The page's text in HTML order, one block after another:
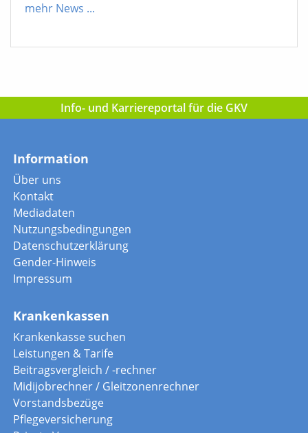
mehr News ...
Info- und Karriereportal für die GKV
Information
Über uns
Kontakt
Mediadaten
Nutzungsbedingungen
Datenschutzerklärung
Gender-Hinweis
Impressum
Krankenkassen
Krankenkasse suchen
Leistungen & Tarife
Beitragsvergleich / -rechner
Midijobrechner / Gleitzonenrechner
Vorstandsbezüge
Pflegeversicherung